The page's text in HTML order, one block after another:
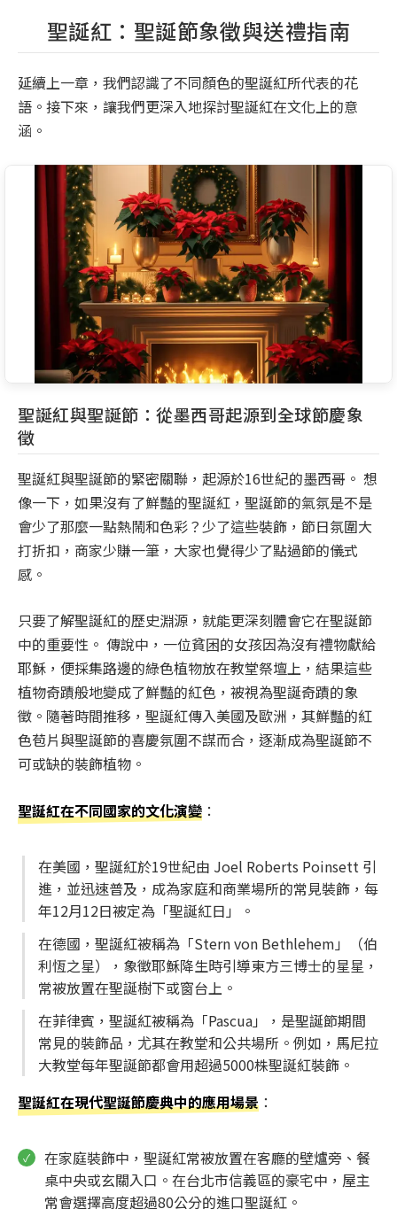
聖誕紅：聖誕節象徵與送禮指南
延續上一章，我們認識了不同顏色的聖誕紅所代表的花
語。接下來，讓我們更深入地探討聖誕紅在文化上的意
涵。
聖誕紅與聖誕節：從墨西哥起源到全球節慶象
徵
聖誕紅與聖誕節的緊密關聯，起源於16世紀的墨西哥。 想
像一下，如果沒有了鮮豔的聖誕紅，聖誕節的氣氛是不是
會少了那麼一點熱鬧和色彩？少了這些裝飾，節日氛圍大
打折扣，商家少賺一筆，大家也覺得少了點過節的儀式
感。
只要了解聖誕紅的歷史淵源，就能更深刻體會它在聖誕節
中的重要性。 傳說中，一位貧困的女孩因為沒有禮物獻給
耶穌，便採集路邊的綠色植物放在教堂祭壇上，結果這些
植物奇蹟般地變成了鮮豔的紅色，被視為聖誕奇蹟的象
徵。隨著時間推移，聖誕紅傳入美國及歐洲，其鮮豔的紅
色苞片與聖誕節的喜慶氛圍不謀而合，逐漸成為聖誕節不
可或缺的裝飾植物。
聖誕紅在不同國家的文化演變 ：
在美國，聖誕紅於19世紀由 Joel Roberts Poinsett 引
進，並迅速普及，成為家庭和商業場所的常見裝飾，每
年12月12日被定為「聖誕紅日」。
在德國，聖誕紅被稱為「Stern von Bethlehem」（伯
利恆之星），象徵耶穌降生時引導東方三博士的星星，
常被放置在聖誕樹下或窗台上。
在菲律賓，聖誕紅被稱為「Pascua」，是聖誕節期間
常見的裝飾品，尤其在教堂和公共場所。例如，馬尼拉
大教堂每年聖誕節都會用超過5000株聖誕紅裝飾。
聖誕紅在現代聖誕節慶典中的應用場景 ：
在家庭裝飾中，聖誕紅常被放置在客廳的壁爐旁、餐
桌中央或玄關入口。在台北市信義區的豪宅中，屋主
常會選擇高度超過80公分的進口聖誕紅。